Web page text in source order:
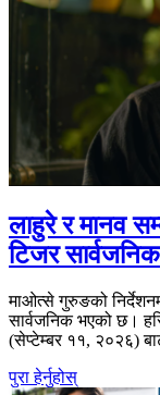
लाहुरे र मानव
टिजर सार्वजनिक
माओत्से गुरुङको
सार्वजनिक भएको छ।
(सेप्टेम्बर ११, २०२६)
पुरा हेर्नुहोस्